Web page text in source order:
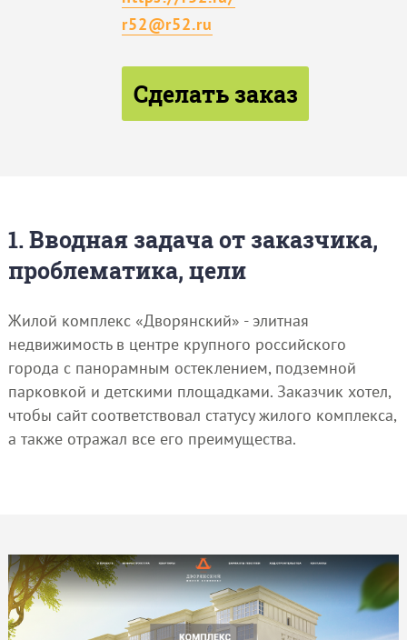
r52@r52.ru
Сделать заказ
1. Вводная задача от заказчика,
проблематика, цели
Жилой комплекс «Дворянский» - элитная
недвижимость в центре крупного российского
города с панорамным остеклением, подземной
парковкой и детскими площадками. Заказчик хотел,
чтобы сайт соответствовал статусу жилого комплекса,
а также отражал все его преимущества.